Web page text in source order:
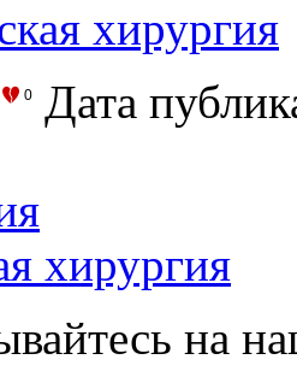
хирургия
0
Дата
хирургия
на